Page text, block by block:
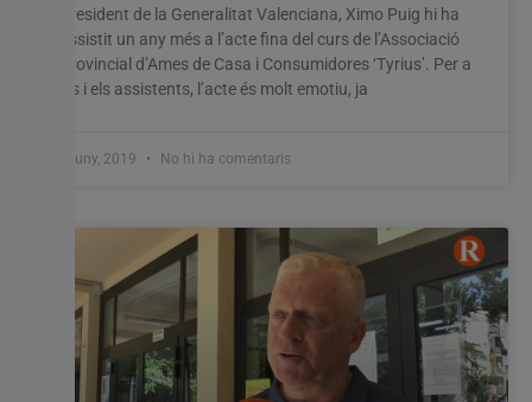
President de la Generalitat Valenciana, Ximo Puig hi ha
assistit un any més a l’acte fina del curs de l’Associació
Provincial d’Ames de Casa i Consumidores ‘Tyrius’. Per a
les i els assistents, l’acte és molt emotiu, ja
5 juny, 2019 No hi ha comentaris